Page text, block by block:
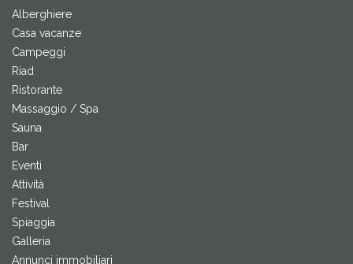
Alberghiere
Casa vacanze
Campeggi
Riad
Ristorante
Massaggio / Spa
Sauna
Bar
Eventi
Attività
Festival
Spiaggia
Galleria
Annunci immobiliari